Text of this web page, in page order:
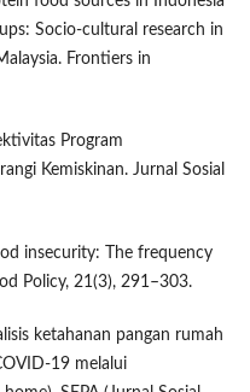
Socio-cultural research in
Frontiers in
Program
Kemiskinan. Jurnal Sosial
insecurity: The frequency
Policy, 21(3), 291–303.
ketahanan pangan rumah
19 melalui